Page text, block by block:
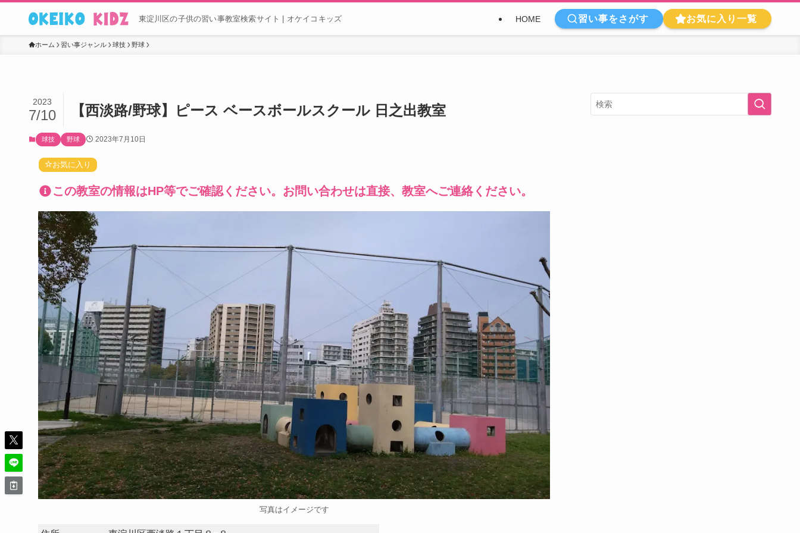
東淀川区の子供の習い事教室検索サイト | オケイコキッズ HOME 習い事をさがす お気に入り一覧
ホーム 習い事ジャンル 球技 野球
【西淡路/野球】ピース ベースボールスクール 日之出教室
2023
7/10
球技 野球 2023年7月10日
お気に入り
この教室の情報はHP等でご確認ください。お問い合わせは直接、教室へご連絡ください。
写真はイメージです